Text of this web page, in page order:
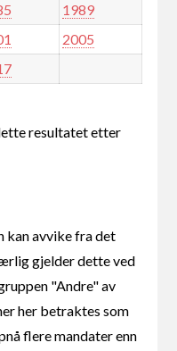
1989
2005
resultatet etter
avvike fra det
gjelder dette ved
"Andre" av
her betraktes som
flere mandater enn